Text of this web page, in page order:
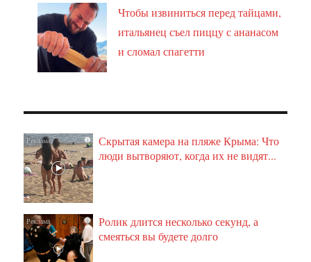
Чтобы извиниться перед тайцами,
итальянец съел пиццу с ананасом
и сломал спагетти
i
Скрытая камера на пляже Крыма: Что
люди вытворяют, когда их не видят...
i
Ролик длится несколько секунд, а
смеяться вы будете долго